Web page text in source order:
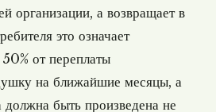
организации, а возвращает в
это означает
от переплаты
на ближайшие месяцы, а
должна быть произведена не